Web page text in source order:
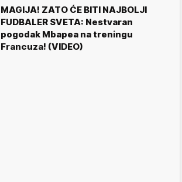
MAGIJA! ZATO ĆE BITI NAJBOLJI
FUDBALER SVETA: Nestvaran
pogodak Mbapea na treningu
Francuza! (VIDEO)